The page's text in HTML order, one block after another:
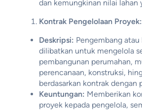
dan kemungkinan nilai lahan
Kontrak Pengelolaan Proyek:
Deskripsi: Pengembang
dilibatkan untuk mengelola
pembangunan perumahan,
perencanaan, konstruksi,
berdasarkan kontrak dengan
Keuntungan: Memberikan
proyek kepada pengelola,